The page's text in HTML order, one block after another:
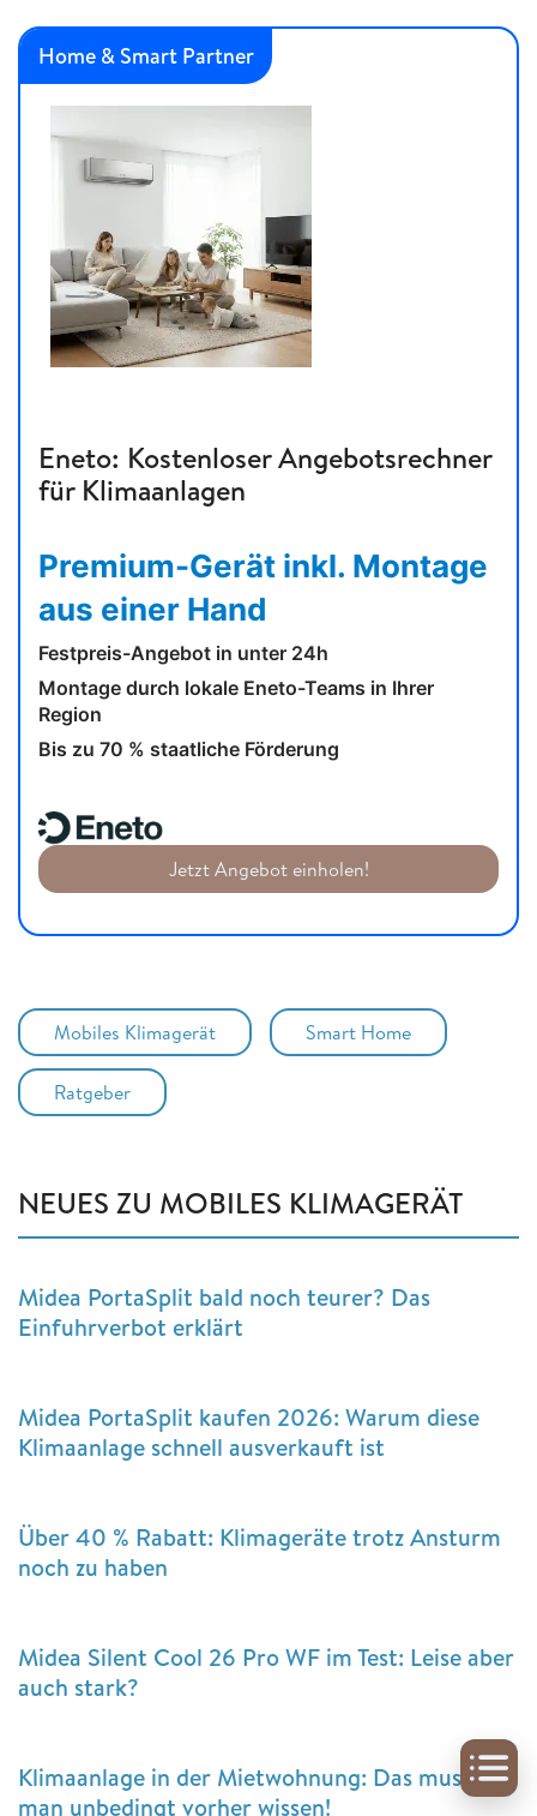
Home & Smart Partner
Eneto: Kostenloser Angebotsrechner
für Klimaanlagen
Premium-Gerät inkl. Montage
aus einer Hand
Festpreis-Angebot in unter 24h
Montage durch lokale Eneto-Teams in Ihrer
Region
Bis zu 70 % staatliche Förderung
Jetzt Angebot einholen!
Mobiles Klimagerät Smart Home
Ratgeber
NEUES ZU MOBILES KLIMAGERÄT
Midea PortaSplit bald noch teurer? Das
Einfuhrverbot erklärt
Midea PortaSplit kaufen 2026: Warum diese
Klimaanlage schnell ausverkauft ist
Über 40 % Rabatt: Klimageräte trotz Ansturm
noch zu haben
Midea Silent Cool 26 Pro WF im Test: Leise aber
auch stark?
Klimaanlage in der Mietwohnung: Das muss
man unbedingt vorher wissen!